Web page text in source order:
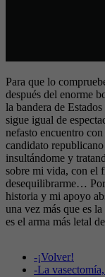
Para que lo
después del enorme
la bandera de
sigue igual de
nefasto encuentro
candidato
insultándome y
sobre mi vida, con el
desequilibrarme…
historia y mi apoyo
una vez más que es
es el arma más letal
-¡Volver!
-La